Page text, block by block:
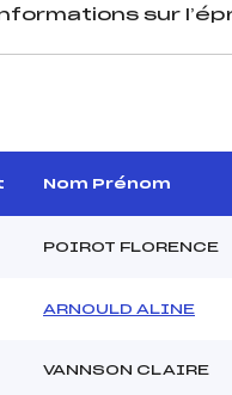
sur
:
:
appliquée :
Nom Prénom
POIROT FLORENCE
ARNOULD ALINE
VANNSON CLAIRE